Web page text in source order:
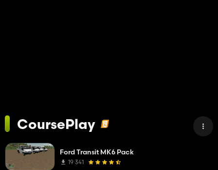
CoursePlay
Ford Transit MK6 Pack
19 341